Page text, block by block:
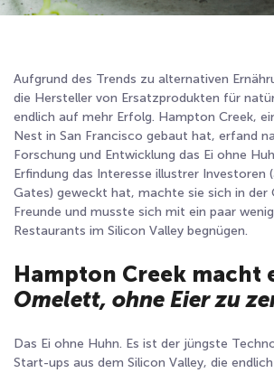
Aufgrund des Trends zu alternativen
die Hersteller von Ersatzprodukten für
endlich auf mehr Erfolg. Hampton Creek,
Nest in San Francisco gebaut hat, erfand
Forschung und Entwicklung das Ei ohne
Erfindung das Interesse illustrer Investoren
Gates) geweckt hat, machte sie sich in der
Freunde und musste sich mit ein paar
Restaurants im Silicon Valley begnügen.
Hampton Creek macht
Omelett, ohne Eier zu
Das Ei ohne Huhn. Es ist der jüngste
Start-ups aus dem Silicon Valley, die